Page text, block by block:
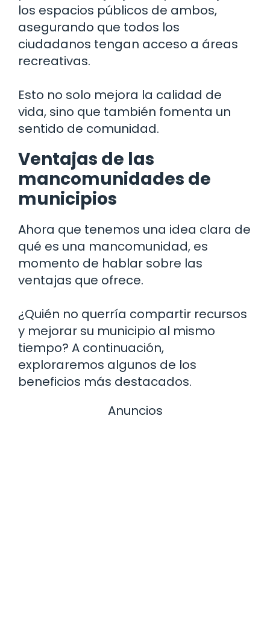
los espacios públicos de ambos,
asegurando que todos los
ciudadanos tengan acceso a áreas
recreativas.
Esto no solo mejora la calidad de
vida, sino que también fomenta un
sentido de comunidad.
Ventajas de las
mancomunidades de
municipios
Ahora que tenemos una idea clara de
qué es una mancomunidad, es
momento de hablar sobre las
ventajas que ofrece.
¿Quién no querría compartir recursos
y mejorar su municipio al mismo
tiempo? A continuación,
exploraremos algunos de los
beneficios más destacados.
Anuncios